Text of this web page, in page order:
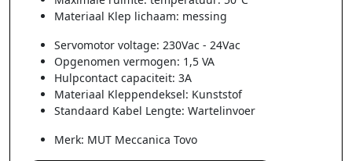
Materiaal Klep lichaam: messing
Servomotor voltage: 230Vac - 24Vac
Opgenomen vermogen: 1,5 VA
Hulpcontact capaciteit: 3A
Materiaal Kleppendeksel: Kunststof
Standaard Kabel Lengte: Wartelinvoer
Merk: MUT Meccanica Tovo